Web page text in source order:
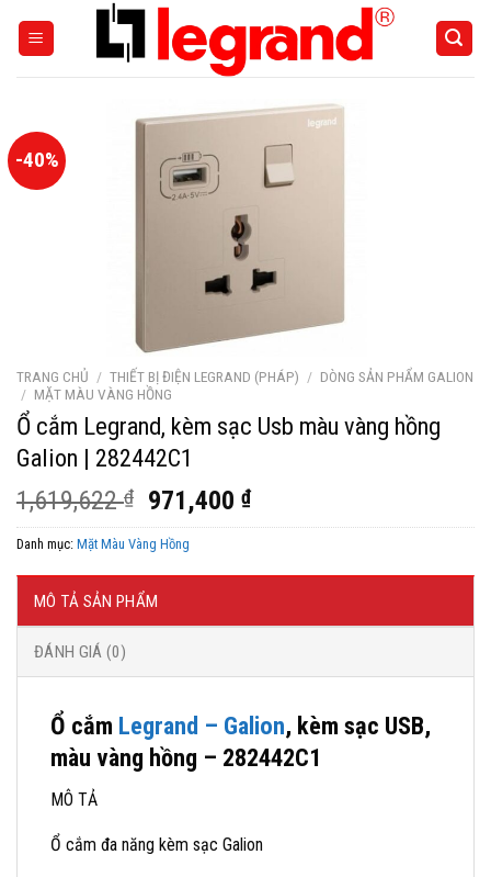
-40%
TRANG CHỦ / THIẾT BỊ ĐIỆN LEGRAND (PHÁP) / DÒNG SẢN PHẨM GALION
/ MẶT MÀU VÀNG HỒNG
Ổ cắm Legrand, kèm sạc Usb màu vàng hồng
Galion | 282442C1
1,619,622₫
Giá
gốc
là:
1,619,622 ₫.
971,400₫Giá
hiện
là:
Danh mục: Mặt Màu Vàng Hồng
MÔ TẢ SẢN PHẨM
ĐÁNH GIÁ (0)
Ổ cắm Legrand – Galion, kèm sạc USB,
màu vàng hồng – 282442C1
MÔ TẢ
Ổ cắm đa năng kèm sạc Galion